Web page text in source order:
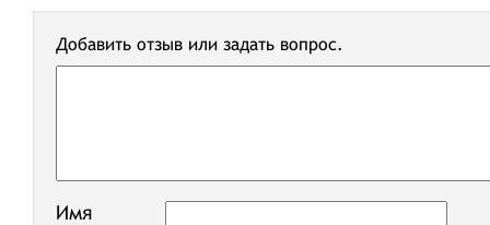
Добавить отзыв или задать вопрос.
Имя